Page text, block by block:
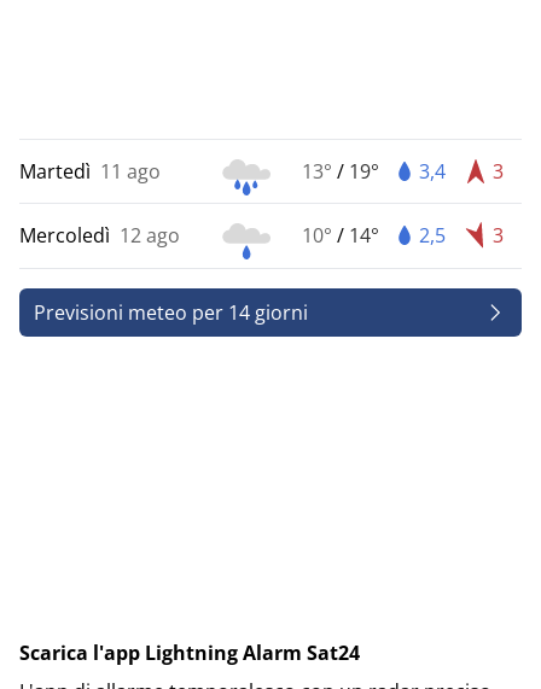
Martedì 11 ago 13° / 19° 3,4 3
Mercoledì 12 ago 10° / 14° 2,5 3
Previsioni meteo per 14 giorni
Scarica l'app Lightning Alarm Sat24